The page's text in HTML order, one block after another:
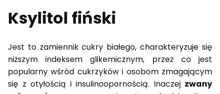
Ksylitol fiński
Jest to zamiennik cukry białego, charakteryzuje się
niższym indeksem glikemicznym, przez co jest
popularny wśród cukrzyków i osobom zmagającym
się z otyłością i insulinoopornością. Inaczej zwany